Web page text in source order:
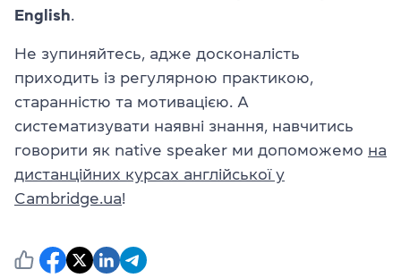
English
Не зупиняйтесь, адже досконалість
приходить із регулярною практикою,
старанністю та мотивацією. А
систематизувати наявні знання, навчитись
говорити як native speaker ми допоможемо на
дистанційних курсах англійської у
Cambridge.ua!